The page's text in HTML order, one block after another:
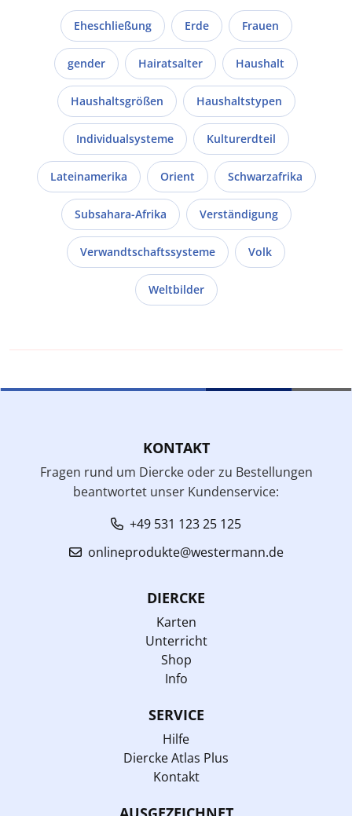
Eheschließung Erde Frauen
gender Hairatsalter Haushalt
Haushaltsgrößen Haushaltstypen
Individualsysteme Kulturerdteil
Lateinamerika Orient Schwarzafrika
Subsahara-Afrika Verständigung
Verwandtschaftssysteme Volk
Weltbilder
KONTAKT
Fragen rund um Diercke oder zu Bestellungen
beantwortet unser Kundenservice:
+49 531 123 25 125
onlineprodukte@westermann.de
DIERCKE
Karten
Unterricht
Shop
Info
SERVICE
Hilfe
Diercke Atlas Plus
Kontakt